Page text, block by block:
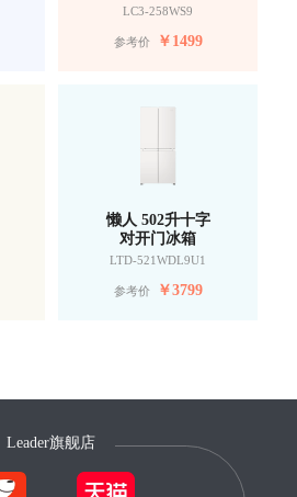
LC3-258WS9
参考价 ￥1499
懒人 502升十字
对开门冰箱
LTD-521WDL9U1
参考价 ￥3799
Leader旗舰店